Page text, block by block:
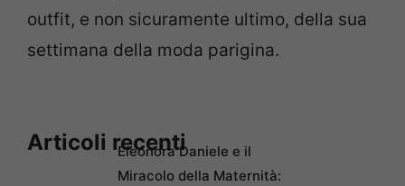
outfit, e non sicuramente ultimo, della sua
settimana della moda parigina.
Articoli recentiEleonora Daniele e il
Miracolo della Maternità: